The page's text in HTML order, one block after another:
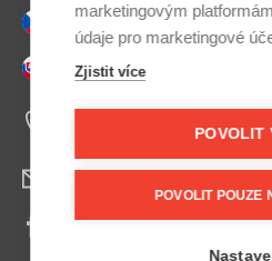
Česky
Slovensky
+420 607 800 100
Facebook
marketingovým
údaje pro marketingové
Zjistit více
POVOLIT
POVOLIT POUZE